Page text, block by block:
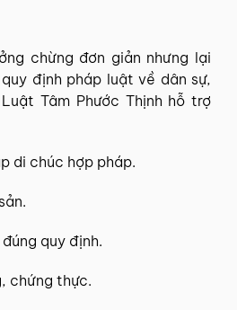
chừng đơn giản nhưng lại
định pháp luật về dân sự,
Tâm Phước Thịnh hỗ trợ
di chúc hợp pháp.
quy định.
chứng thực.